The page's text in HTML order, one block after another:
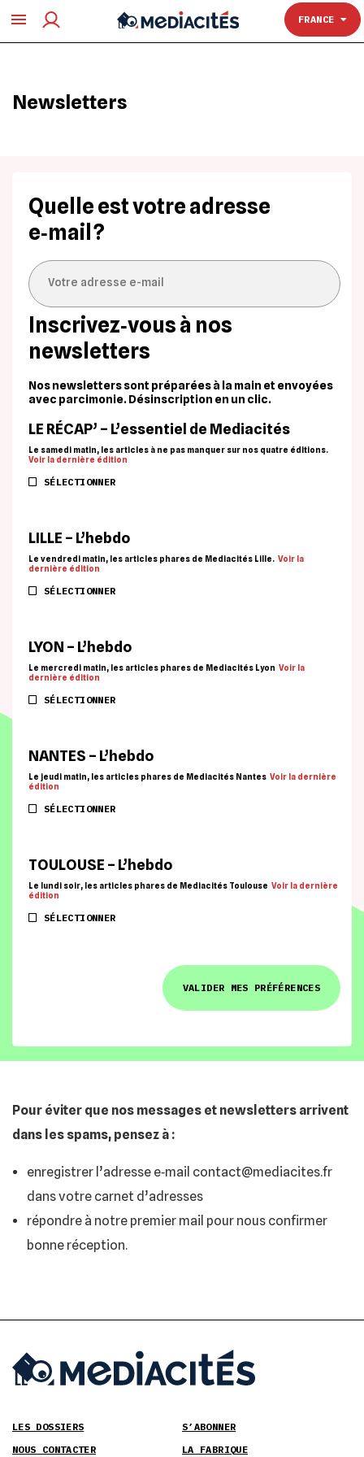
FRANCE
TOULOUSE
Newsletters
Quelle est votre adresse
e‑mail ?
Inscrivez‐vous à nos
newsletters
Nos newsletters sont préparées à la main et envoyées
avec parcimonie. Désinscription en un clic.
LE RÉCAP’ – L’essentiel de Mediacités
Le samedi matin, les articles à ne pas manquer sur nos quatre éditions.
Voir la dernière édition
SÉLECTIONNER
LILLE – L’hebdo
Le vendredi matin, les articles phares de Mediacités Lille. Voir la
dernière édition
SÉLECTIONNER
LYON – L’hebdo
Le mercredi matin, les articles phares de Mediacités Lyon Voir la
dernière édition
SÉLECTIONNER
NANTES – L’hebdo
Le jeudi matin, les articles phares de Mediacités Nantes Voir la dernière
édition
SÉLECTIONNER
TOULOUSE – L’hebdo
Le lundi soir, les articles phares de Mediacités Toulouse Voir la dernière
édition
SÉLECTIONNER
VALIDER MES PRÉFÉRENCES
Pour éviter que nos messages et newsletters arrivent
dans les spams, pensez à :
enregistrer l’adresse e‑mail contact@mediacites.fr
dans votre carnet d’adresses
répondre à notre premier mail pour nous confirmer
bonne réception.
LES DOSSIERS
S’ABONNER
NOUS CONTACTER
LA FABRIQUE